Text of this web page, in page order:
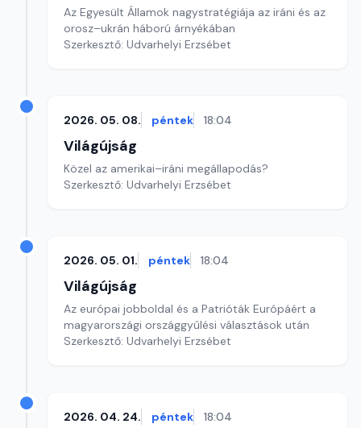
Az Egyesült Államok nagystratégiája az iráni és az
orosz–ukrán háború árnyékában
Szerkesztő: Udvarhelyi Erzsébet
2026. 05. 08. péntek 18:04
Világújság
Közel az amerikai–iráni megállapodás?
Szerkesztő: Udvarhelyi Erzsébet
2026. 05. 01. péntek 18:04
Világújság
Az európai jobboldal és a Patrióták Európáért a
magyarországi országgyűlési választások után
Szerkesztő: Udvarhelyi Erzsébet
2026. 04. 24. péntek 18:04